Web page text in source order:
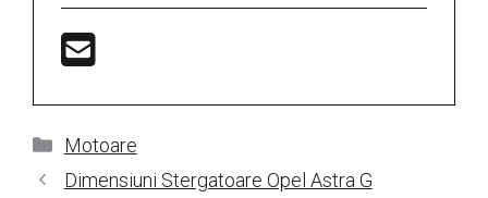
Categorii
Motoare
Dimensiuni Stergatoare Opel Astra G